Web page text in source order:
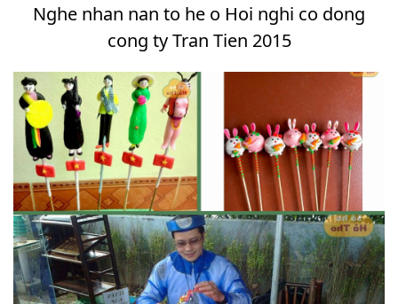
Nghe nhan nan to he o Hoi nghi co dong
cong ty Tran Tien 2015